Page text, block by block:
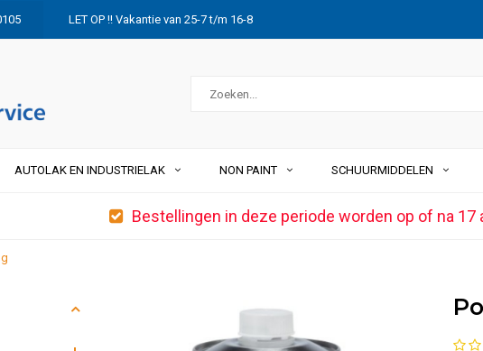
LET OP !! Vakantie van 25-7 t/m 16-8
AUTOLAK EN INDUSTRIELAK NON PAINT SCHUURMIDDELEN
Bestellingen in deze periode worden op of na